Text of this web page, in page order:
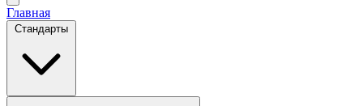
Главная
Стандарты